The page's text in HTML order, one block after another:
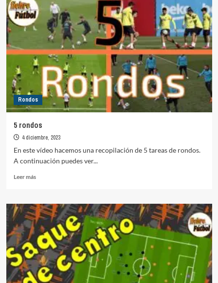
centro
(2)
Rondos
5 rondos
4 diciembre, 2023
En este vídeo hacemos una recopilación de 5 tareas de rondos.
A continuación puedes ver...
Leer másLeer
5
rondos